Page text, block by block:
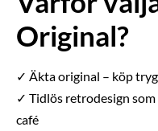
Original?
✓ Äkta original – köp
✓ Tidlös retrodesign som
café